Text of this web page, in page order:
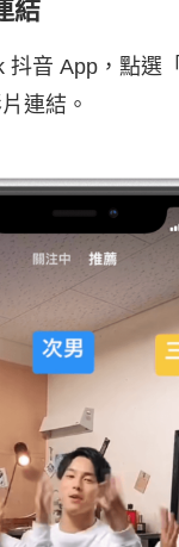
結
抖音 App，點選「
連結。